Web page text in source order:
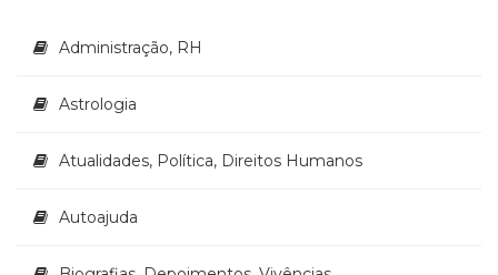
Administração, RH
Astrologia
Atualidades, Política, Direitos Humanos
Autoajuda